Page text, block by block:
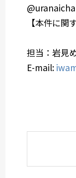
【本件に関
担当：岩見
E-mail: